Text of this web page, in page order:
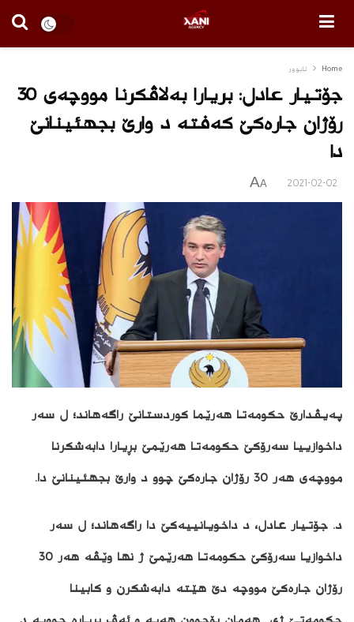
Home ئابوور
جۆتیار عادل: بریارا به‌لاڤكرنا مووچەى 30
رۆژان جاره‌كێ كه‌فته‌ د وارێ بجهئینانێ
دا
2021-02-02
A
A
په‌یڤدارێ حکومەتا هەرێما کوردستانێ راگەهاند؛ ل سه‌ر
داخوازییا سه‌رۆكێ حكومه‌تا هه‌رێمێ بڕیارا دابه‌شكرنا
مووچه‌ی هه‌ر 30 رۆژان جاره‌كێ چوو د وارێ بجهئینانێ دا.
د. جۆتیار عادل، د داخویانییه‌كێ دا راگه‌هاند؛ ل سەر
داخوازیا سەرۆکێ حکومەتا هه‌رێمێ ژ نها وێڤه‌ هه‌ر 30
رۆژان جاره‌كێ مووچە دێ هێته‌ دابه‌شكرن و کابینا